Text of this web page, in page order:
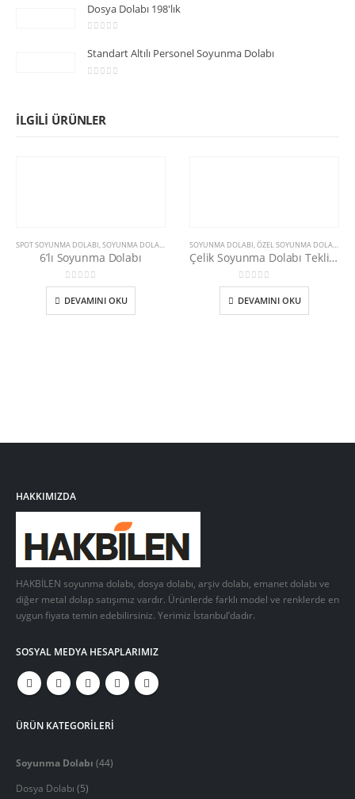
Dosya Dolabı 198'lık
Standart Altılı Personel Soyunma Dolabı
İLGILI ÜRÜNLER
SPOT SOYUNMA DOLABI,SOYUNMA DOLABI
6’lı Soyunma Dolabı
05 üzerinden
DEVAMINI OKU
SOYUNMA DOLABI,ÖZEL SOYUNMA DOLAPLARI
Çelik Soyunma Dolabı Tekli Özel
05 üzerinden
DEVAMINI OKU
HAKKIMIZDA
HAKBİLEN soyunma dolabı, dosya dolabı, arşiv dolabı, emanet dolabı ve
diğer metal dolap satışımız vardır. Ürünlerde farklı model ve renklerde en
uygun fiyata temin edebilirsiniz. Yerimiz İstanbul’dadır.
SOSYAL MEDYA HESAPLARIMIZ
ÜRÜN KATEGORİLERİ
Soyunma Dolabı (44)
Dosya Dolabı (5)